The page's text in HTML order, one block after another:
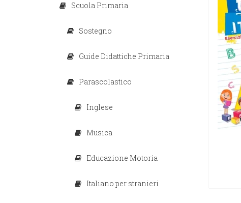
Scuola Primaria
Sostegno
Guide Didattiche Primaria
Parascolastico
Inglese
Musica
Educazione Motoria
Italiano per stranieri